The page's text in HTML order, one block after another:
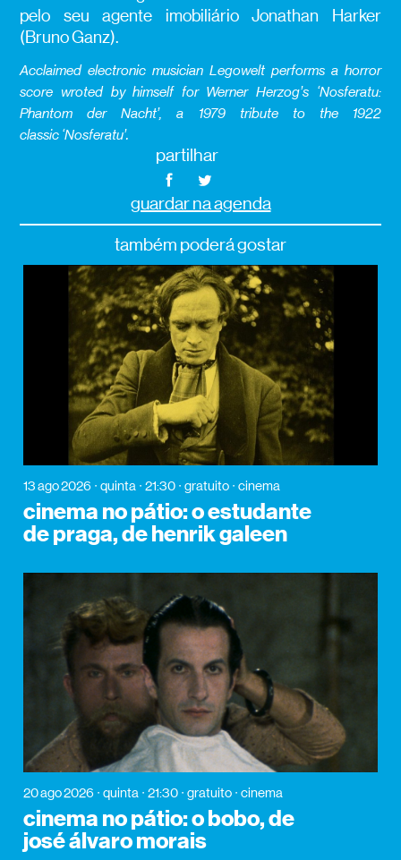
pelo seu agente imobiliário Jonathan Harker
(Bruno Ganz).
Acclaimed electronic musician Legowelt performs a horror
score wroted by himself for Werner Herzog’s ‘Nosferatu:
Phantom der Nacht’, a 1979 tribute to the 1922
classic ‘Nosferatu’.
partilhar
guardar na agenda
também poderá gostar
13 ago 2026 quinta 21:30 gratuito cinema
cinema no pátio: o estudante
de praga, de henrik galeen
20 ago 2026 quinta 21:30 gratuito cinema
cinema no pátio: o bobo, de
josé álvaro morais